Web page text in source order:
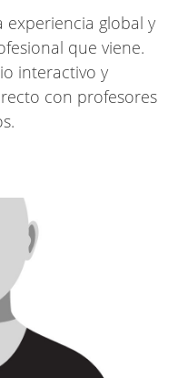
global y
que viene.
interactivo y
con profesores